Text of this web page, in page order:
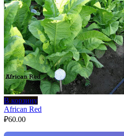
В корзину
African Red
₽60.00